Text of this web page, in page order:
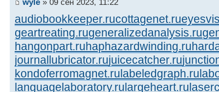
wyle » 09 сен 2023, 11:22
audiobookkeeper.rucottagenet.ru
geartreating.rugeneralizedanalysis.ru
hangonpart.ruhaphazardwinding.ru
journallubricator.rujuicecatcher.ru
kondoferromagnet.ru labeledgraph.ru
languagelaboratory.ru largeheart.ru